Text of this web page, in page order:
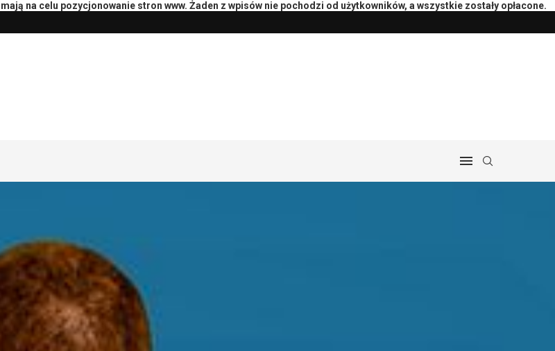
na celu pozycjonowanie stron www. Żaden z wpisów nie pochodzi od użytkowników, a wszystkie zostały opłacone.